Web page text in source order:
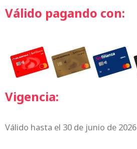
Válido pagando con:
Vigencia:
Válido hasta el 30 de junio de 2026